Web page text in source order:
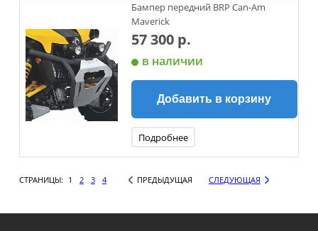
Бампер передний BRP Can-Am
Maverick
57 300 р.
в наличии
Добавить в корзину
Подробнее
СТРАНИЦЫ: 1 2 3 4 ПРЕДЫДУЩАЯ СЛЕДУЮЩАЯ